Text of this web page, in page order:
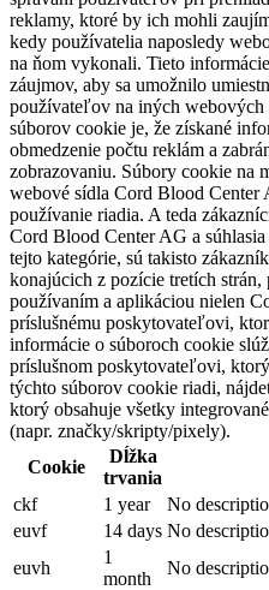
reklamy, ktoré by ich mohli
kedy používatelia naposledy
na ňom vykonali. Tieto
záujmov, aby sa umožnilo
používateľov na iných
súborov cookie je, že získané
obmedzenie počtu reklám a
zobrazovaniu. Súbory cookie na
webové sídla Cord Blood Center
používanie riadia. A teda
Cord Blood Center AG a
tejto kategórie, sú takisto
konajúcich z pozície tretích
používaním a aplikáciou nielen
príslušnému poskytovateľovi,
informácie o súboroch cookie
príslušnom poskytovateľovi,
týchto súborov cookie riadi,
ktorý obsahuje všetky
(napr. značky/skripty/pixely).
Cookie
Dĺžka
trvania
ckf
1 year
No
euvf
14 days No
euvh
1
month
No